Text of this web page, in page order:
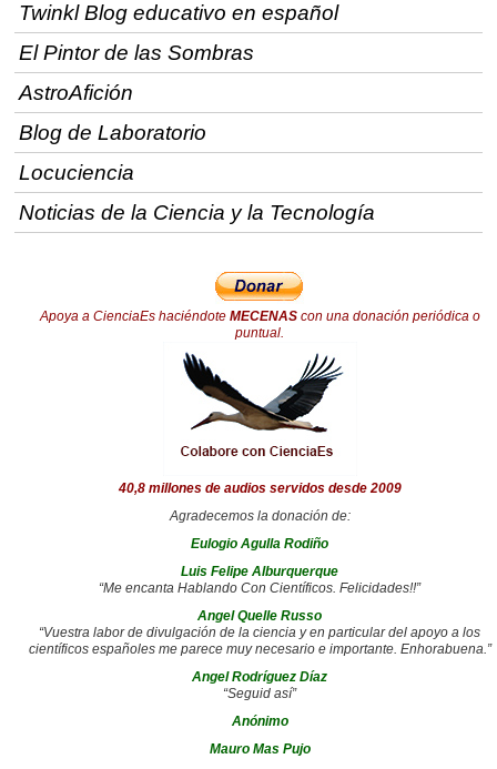
Twinkl Blog educativo en español
El Pintor de las Sombras
AstroAfición
Blog de Laboratorio
Locuciencia
Noticias de la Ciencia y la Tecnología
Apoya a CienciaEs haciéndote MECENAScon una donación periódica o
puntual.
40,8 millones de audios servidos desde 2009
Agradecemos la donación de:
Eulogio Agulla Rodiño
Luis Felipe Alburquerque
“Me encanta Hablando Con Científicos. Felicidades!!”
Angel Quelle Russo
“Vuestra labor de divulgación de la ciencia y en particular del apoyo a los
científicos españoles me parece muy necesario e importante. Enhorabuena.”
Angel Rodríguez Díaz
“Seguid así”
Anónimo
Mauro Mas Pujo